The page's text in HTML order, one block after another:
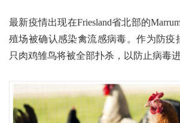
最新疫情出现在Friesland省北部的
殖场被确认感染禽流感病毒。作为防疫
只肉鸡雏鸟将被全部扑杀，以防止病毒